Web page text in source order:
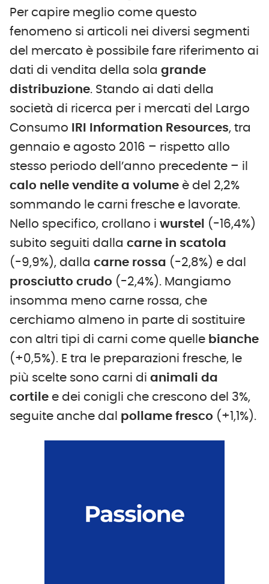
Per capire meglio come questo
fenomeno si articoli nei diversi segmenti
del mercato è possibile fare riferimento ai
dati di vendita della sola grande
distribuzione. Stando ai dati della
società di ricerca per i mercati del Largo
Consumo
IRI Information Resources, tra
gennaio e agosto 2016 – rispetto allo
stesso periodo dell’anno precedente – il
calo nelle vendite a volume è del 2,2%
sommando le carni fresche e lavorate.
Nello specifico, crollano i wurstel
(-16,4%)
subito seguiti dalla carne in scatola
(-9,9%), dalla carne rossa (-2,8%) e dal
prosciutto crudo (-2,4%). Mangiamo
insomma meno carne rossa, che
cerchiamo almeno in parte di sostituire
con altri tipi di carni come quelle bianche
(+0,5%). E tra le preparazioni fresche, le
più scelte sono carni di animali da
cortile e dei conigli che crescono del 3%,
seguite anche dal pollame fresco (+1,1%).